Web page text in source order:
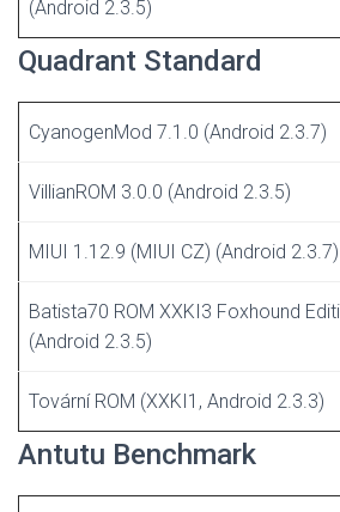
(Android 2.3.5)
Quadrant Standard
CyanogenMod 7.1.0 (Android 2.3.7)
VillianROM 3.0.0 (Android 2.3.5)
MIUI 1.12.9 (MIUI CZ) (Android 2.3.7)
Batista70 ROM XXKI3 Foxhound
(Android 2.3.5)
Tovární ROM (XXKI1, Android 2.3.3)
Antutu Benchmark